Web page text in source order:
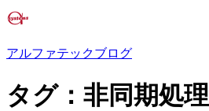
アルファテックブログ
タグ：非同期処理